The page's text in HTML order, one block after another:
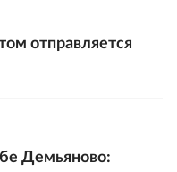
отправляется
Демьяново: